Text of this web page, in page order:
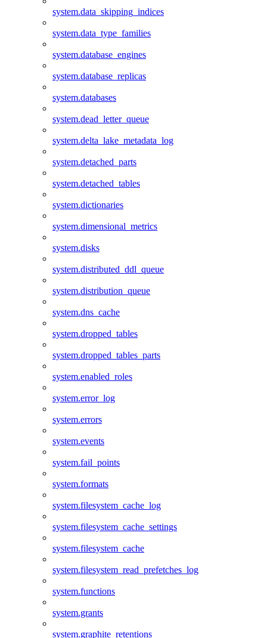
system.data_skipping_indices
system.data_type_families
system.database_engines
system.database_replicas
system.databases
system.dead_letter_queue
system.delta_lake_metadata_log
system.detached_parts
system.detached_tables
system.dictionaries
system.dimensional_metrics
system.disks
system.distributed_ddl_queue
system.distribution_queue
system.dns_cache
system.dropped_tables
system.dropped_tables_parts
system.enabled_roles
system.error_log
system.errors
system.events
system.fail_points
system.formats
system.filesystem_cache_log
system.filesystem_cache_settings
system.filesystem_cache
system.filesystem_read_prefetches_log
system.functions
system.grants
system.graphite_retentions